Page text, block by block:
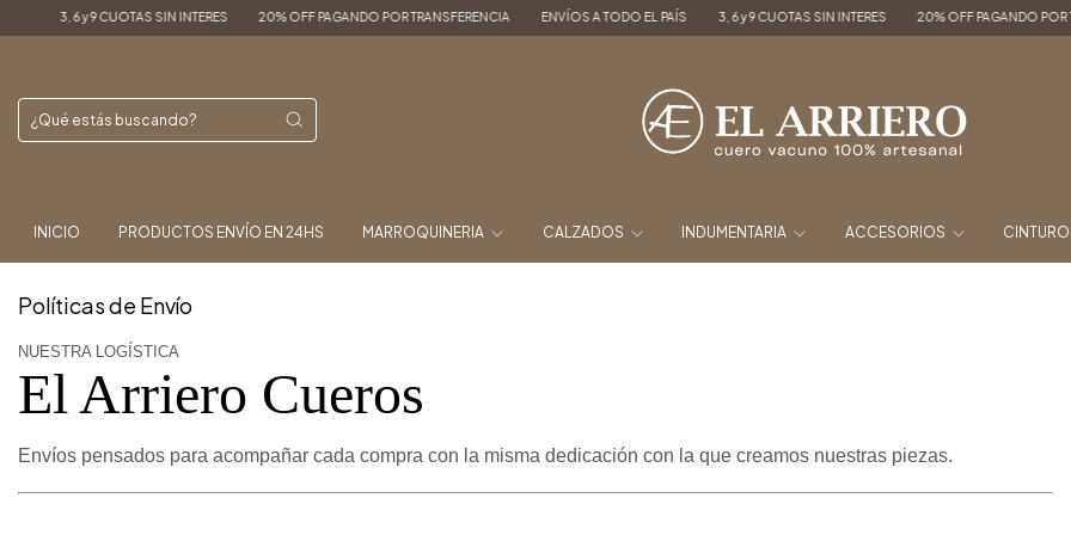
3, 6 y 9 CUOTAS SIN INTERES 20% OFF PAGANDO POR TRANSFERENCIA ENVÍOS A TODO EL PAÍS 3, 6 y 9 CUOTAS SIN INTERES 20% OFF PAGANDO POR
INICIO PRODUCTOS ENVÍO EN 24HS MARROQUINERIA CALZADOS INDUMENTARIA ACCESORIOS
Políticas de Envío
NUESTRA LOGÍSTICA
El Arriero Cueros
Envíos pensados para acompañar cada compra con la misma dedicación con la que creamos nuestras piezas.